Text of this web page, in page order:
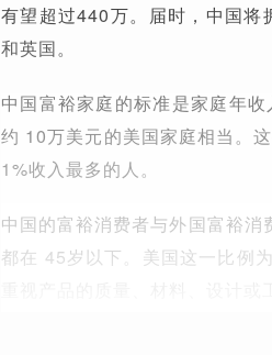
有望超过440万。届时，中国将
和英国。
中国富裕家庭的标准是家庭年
约 10万美元的美国家庭相当。
1%收入最多的人。
中国的富裕消费者与外国富裕
都在 45岁以下。美国这一比例